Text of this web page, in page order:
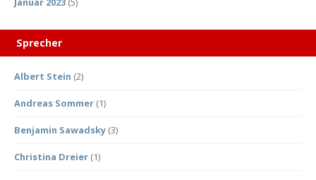
Sprecher
Albert Stein (2)
Andreas Sommer (1)
Benjamin Sawadsky (3)
Christina Dreier (1)